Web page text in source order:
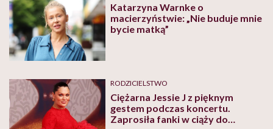
Katarzyna Warnke o
macierzyństwie: „Nie buduje mnie
bycie matką”
RODZICIELSTWO
Ciężarna Jessie J z pięknym
gestem podczas koncertu.
Zaprosiła fanki w ciąży do